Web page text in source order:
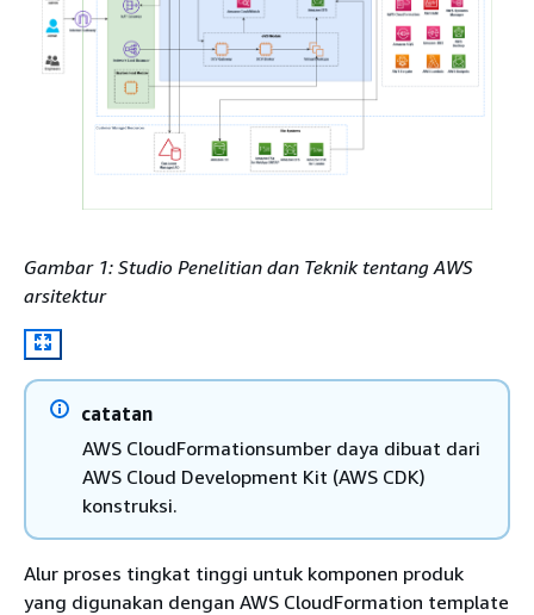
Gambar 1: Studio Penelitian dan Teknik tentang AWS
arsitektur
catatan
AWS CloudFormationsumber daya dibuat dari
AWS Cloud Development Kit (AWS CDK)
konstruksi.
Alur proses tingkat tinggi untuk komponen produk
yang digunakan dengan AWS CloudFormation template